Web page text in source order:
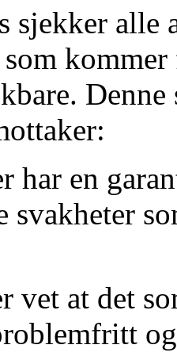
sjekker alle
har en
svakheter
at det